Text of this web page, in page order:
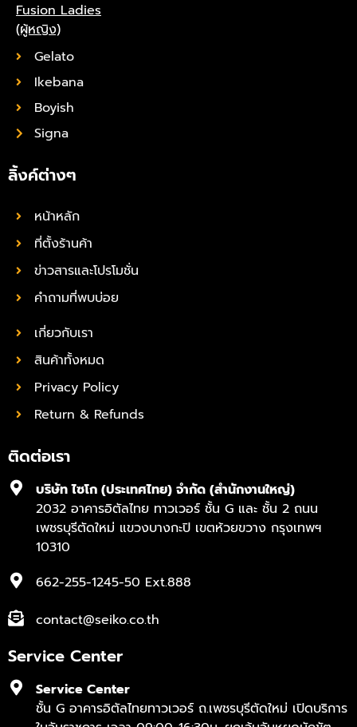
Fusion Ladies
(ผู้หญิง)
Gelato
Ikebana
Boyish
Signa
ลิ้งค์ต่างๆ
หน้าหลัก
ที่ตั้งร้านค้า
ข่าวสารและโปรโมชั่น
คำถามที่พบบ่อย
เกี่ยวกับเรา
สินค้าทั้งหมด
Privacy Policy
Return & Refunds
ติดต่อเรา
บริษัท ไซโก (ประเทศไทย) จำกัด (สำนักงานใหญ่)
2032 อาคารอิตัลไทย ทาวเวอร์ ชั้น G และ ชั้น 2 ถนน
เพชรบุรีตัดใหม่ แขวงบางกะปิ เขตห้วยขวาง กรุงเทพฯ
10310
662-255-1245-50 Ext.888
contact@seiko.co.th
Service Center
Service Center
ชั้น G อาคารอิตัลไทยทาวเวอร์ ถ.เพชรบุรีตัดใหม่ เปิดบริการ